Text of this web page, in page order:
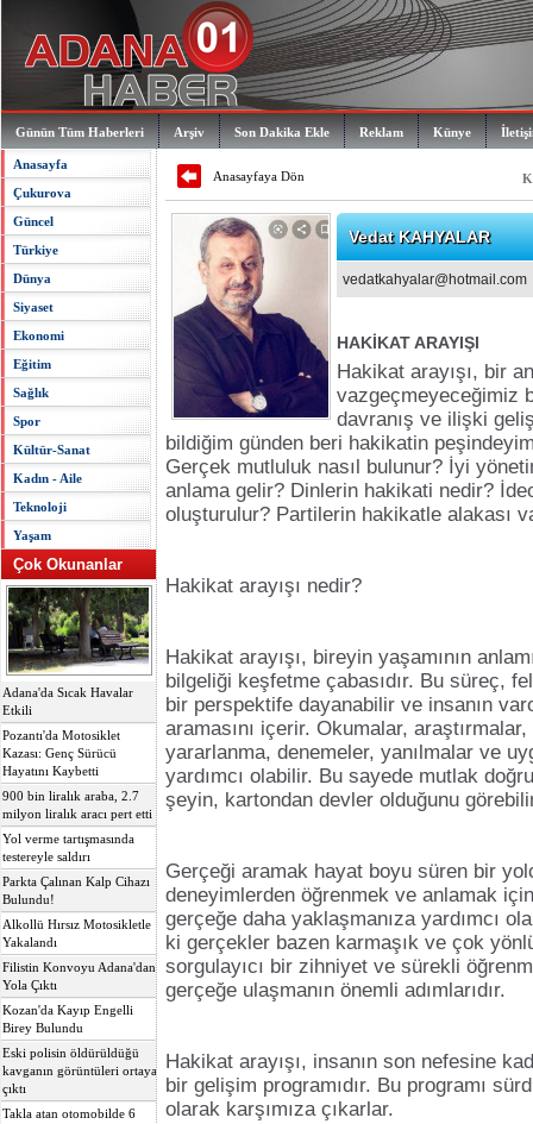
Günün Tüm Haberleri Arşiv Son Dakika Ekle Reklam Künye
Anasayfa
Çukurova
Güncel
Türkiye
Dünya
Siyaset
Ekonomi
Eğitim
Sağlık
Spor
Kültür-Sanat
Kadın - Aile
Teknoloji
Yaşam
Çok Okunanlar
Adana'da Sıcak Havalar
Etkili
Pozantı'da Motosiklet
Kazası: Genç Sürücü
Hayatını Kaybetti
900 bin liralık araba, 2.7
milyon liralık aracı pert etti
Yol verme tartışmasında
testereyle saldırı
Parkta Çalınan Kalp Cihazı
Bulundu!
Alkollü Hırsız Motosikletle
Yakalandı
Filistin Konvoyu Adana'dan
Yola Çıktı
Kozan'da Kayıp Engelli
Birey Bulundu
Eski polisin öldürüldüğü
kavganın görüntüleri ortaya
çıktı
Takla atan otomobilde 6
Anasayfaya Dön
Vedat KAHYALAR
vedatkahyalar@hotmail.com
HAKİKAT ARAYIŞI
Hakikat arayışı, bir
vazgeçmeyeceğimiz
davranış ve ilişki
bildiğim günden beri hakikatin
Gerçek mutluluk nasıl bulunur? İyi
anlama gelir? Dinlerin hakikati nedir?
oluşturulur? Partilerin hakikatle alakası
Hakikat arayışı nedir?
Hakikat arayışı, bireyin yaşamının
bilgeliği keşfetme çabasıdır. Bu süreç,
bir perspektife dayanabilir ve insanın
aramasını içerir. Okumalar,
yararlanma, denemeler, yanılmalar ve
yardımcı olabilir. Bu sayede mutlak
şeyin, kartondan devler olduğunu
Gerçeği aramak hayat boyu süren bir
deneyimlerden öğrenmek ve anlamak
gerçeğe daha yaklaşmanıza yardımcı
ki gerçekler bazen karmaşık ve çok
sorgulayıcı bir zihniyet ve sürekli
gerçeğe ulaşmanın önemli adımlarıdır.
Hakikat arayışı, insanın son nefesine
bir gelişim programıdır. Bu programı
olarak karşımıza çıkarlar.